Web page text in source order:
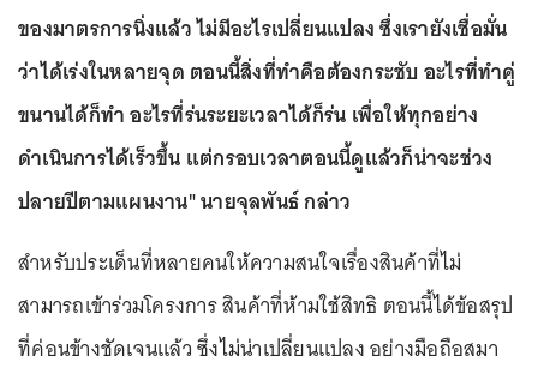
ของมาตรการนิ่งแล้ว ไม่มีอะไรเปลี่ยนแปลง ซึ่งเรายังเชื่อมั่น
ว่าได้เร่งในหลายจุด ตอนนี้สิ่งที่ทำคือต้องกระชับ อะไรที่ทำคู่
ขนานได้ก็ทำ อะไรที่ร่นระยะเวลาได้ก็ร่น เพื่อให้ทุกอย่าง
ดำเนินการได้เร็วขึ้น แต่กรอบเวลาตอนนี้ดูแล้วก็น่าจะช่วง
ปลายปีตามแผนงาน" นายจุลพันธ์ กล่าว
สำหรับประเด็นที่หลายคนให้ความสนใจเรื่องสินค้าที่ไม่
สามารถเข้าร่วมโครงการ สินค้าที่ห้ามใช้สิทธิ ตอนนี้ได้ข้อสรุป
ที่ค่อนข้างชัดเจนแล้ว ซึ่งไม่น่าเปลี่ยนแปลง อย่างมือถือสมา